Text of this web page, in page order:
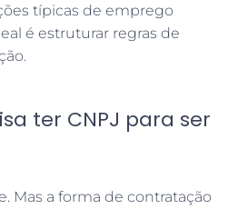
típicas de emprego
é estruturar regras de
ter CNPJ para ser
Mas a forma de contratação